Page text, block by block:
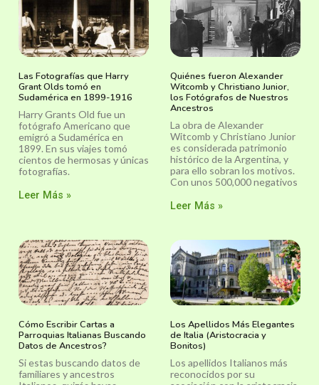
Las Fotografías que Harry
Grant Olds tomó en
Sudamérica en 1899-1916
Harry Grants Old fue un
fotógrafo Americano que
emigró a Sudamérica en
1899. En sus viajes tomó
cientos de hermosas y únicas
fotografías.
Leer Más »
Quiénes fueron Alexander
Witcomb y Christiano Junior,
los Fotógrafos de Nuestros
Ancestros
La obra de Alexander
Witcomb y Christiano Junior
es considerada patrimonio
histórico de la Argentina, y
para ello sobran los motivos.
Con unos 500,000 negativos
Leer Más »
Cómo Escribir Cartas a
Parroquias Italianas Buscando
Datos de Ancestros?
Si estas buscando datos de
familiares y ancestros
Los Apellidos Más Elegantes
de Italia (Aristocracia y
Bonitos)
Los apellidos Italianos más
reconocidos por su